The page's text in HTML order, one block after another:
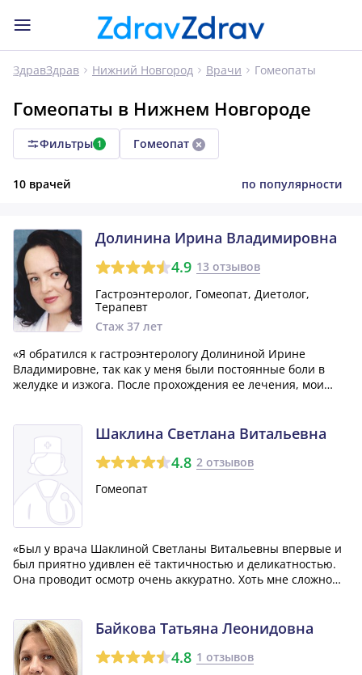
ЗдравЗдрав Нижний Новгород Врачи Гомеопаты
Гомеопаты в Нижнем Новгороде
Фильтры 1 Гомеопат
10 врачей по популярности
Долинина Ирина Владимировна
4.9 13 отзывов
Гастроэнтеролог, Гомеопат, Диетолог,
Терапевт
Стаж 37 лет
«Я обратился к гастроэнтерологу Долининой Ирине
Владимировне, так как у меня были постоянные боли в
желудке и изжога. После прохождения ее лечения, мои
значительно мне помог.»Шаклина Светлана Витальевна
4.8 2 отзывов
Гомеопат
«Был у врача Шаклиной Светланы Витальевны впервые и
был приятно удивлен её тактичностью и деликатностью.
Она проводит осмотр очень аккуратно. Хоть мне сложно
Байкова Татьяна Леонидовна
4.8 1 отзывов